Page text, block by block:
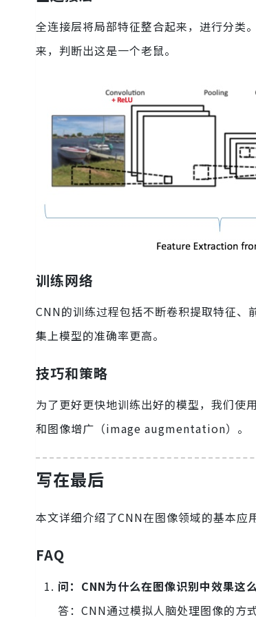
全连接层将局部特征整合起来，进行分类
来，判断出这是一个老鼠。
训练网络
CNN的训练过程包括不断卷积提取特征
集上模型的准确率更高。
技巧和策略
为了更好更快地训练出好的模型，我们
和图像增广（image augmentation）。
写在最后
本文详细介绍了CNN在图像领域的基本应
FAQ
问：CNN为什么在图像识别中效果这么
答：CNN通过模拟人脑处理图像的方